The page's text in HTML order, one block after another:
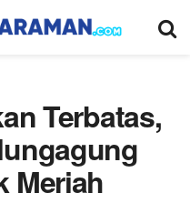
Terbatas,
Meriah